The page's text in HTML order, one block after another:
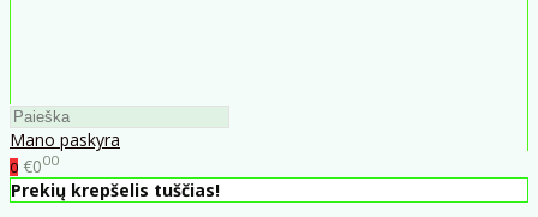
Mano paskyra
0 €000
Prekių krepšelis tuščias!